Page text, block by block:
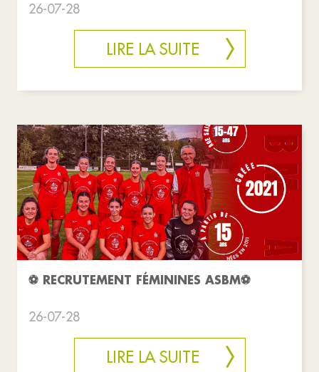
26-07-28
LIRE LA SUITE
⚽️ RECRUTEMENT FÉMININES ASBM⚽️
26-07-28
LIRE LA SUITE